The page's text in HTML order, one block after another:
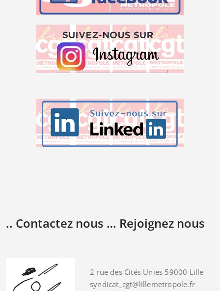
.. Contactez nous … Rejoignez nous
2 rue des Cités Unies 59000 Lille
syndicat_cgt@lillemetropole.fr